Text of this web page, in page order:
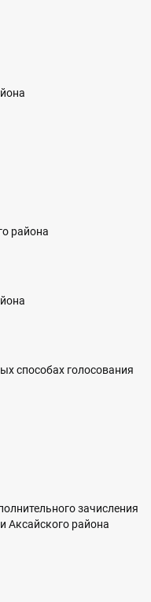
района
способах голосования
зачисления
Аксайского района